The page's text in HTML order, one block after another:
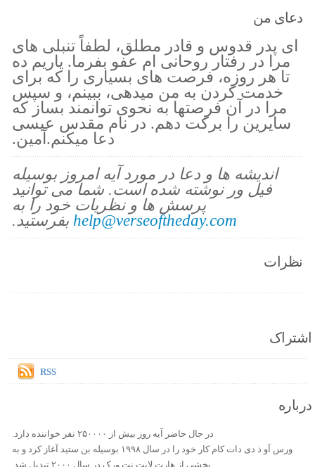
دعای من
ای پدر قدوس و قادر مطلق، لطفاً تنبلی های
مرا در رفتار روحانی ام عفو بفرما. یاریم ده
تا هر روزه، فرصت های بسیاری را که برای
خدمت کردن به من میدهی، ببینم، و سپس
مرا در آن فرصتها به نحوی توانمند بساز که
سایرین را برکت دهم. در نام مقدس عیسی
دعا میکنم.آمین.
اندیشه ها و دعا در مورد آیه امروز بوسیله
فیل ور نوشته شده است. شما می توانید
پرسش ها و نظریات خود را به
help@verseoftheday.com بفرستید.
نظرات
اشتراک
RSS
درباره
در حال حاضر آیه روز بیش از ۲۵۰۰۰۰ نفر خواننده دارد.
ورس آو ذ دی دات کام کار خود را در سال ۱۹۹۸ بوسیله بن ستید آغاز کرد و به
بخشی از هارت لایت نت ورک در سال ۲۰۰۰ تبدیل شد.